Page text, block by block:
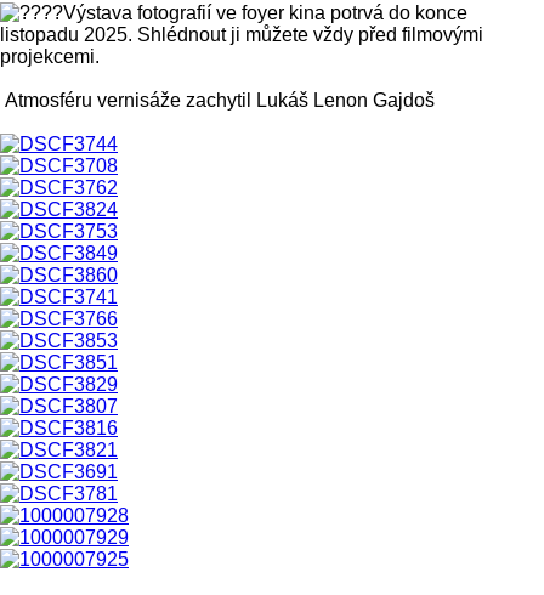
Výstava fotografií ve foyer kina potrvá do konce
listopadu 2025. Shlédnout ji můžete vždy před filmovými
projekcemi.
Atmosféru vernisáže zachytil Lukáš Lenon Gajdoš